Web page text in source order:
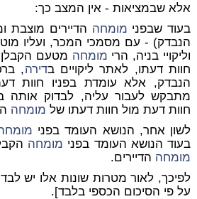
אלא שבמציאות - אין המצב כך:
בעוד שבפני מומחה הדיירים מוצבת
הנבדק) - עם מסמכי המכר, ועליו
וליקויי בניה, הרי מומחה מטעם
חוות דעתו, לאתר ליקויים בדירה,
הנבדק, אלא עומדת בפניו חוות
מתבקש לעבור עליה, לבדוק אותה
חוות דעת מול חוות דעתו של מומחה
לשון אחר, הנושא העומד בפני
בעוד הנושא העומד בפני מומחה
מומחה הדיירים.
לפיכך, לאור מטרות שונות אלו יש
על פי הסיכום הכספי בלבד].